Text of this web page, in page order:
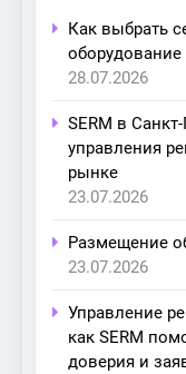
Как выбрать
28.07.2026
SERM в
управления
рынке
23.07.2026
Размещение
23.07.2026
Управление
как SERM
доверия и